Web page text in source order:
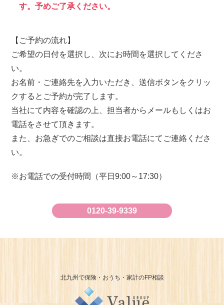
す。予めご了承ください。
【ご予約の流れ】
ご希望の日付を選択し、次にお時間を選択してくださ
い。
お名前・ご連絡先を入力いただき、送信ボタンをクリッ
クするとご予約が完了します。
当社にて内容を確認の上、担当者からメールもしくはお
電話をさせて頂きます。
また、お急ぎでのご相談は直接お電話にてご連絡くださ
い。
お電話での受付時間（平日9:00～17:30）
0120-39-9339
北九州で保険・おうち・家計のFP相談